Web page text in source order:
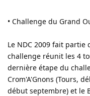
• Challenge du Grand
Le NDC 2009 fait partie
challenge réunit les 4
dernière étape du
Crom'A'Gnons (Tours,
début septembre) et le